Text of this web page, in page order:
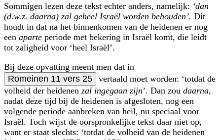
Sommigen lezen deze tekst echter anders, namelijk: ‘dan
(d.w.z. daarna) zal geheel Israël worden behouden’. Dit
houdt in dat na het binnenkomen van de heidenen er nog
een aparte periode met bekering in Israël komt, die leidt
tot zaligheid voor ‘heel Israël’.
Bij deze opvatting meent men dat in
Romeinen 11 vers 25
vertaald moet worden: ‘totdat de
volheid der heidenen zal ingegaan zijn’. Dan zou daarna,
nadat deze tijd bij de heidenen is afgesloten, nog een
volgende periode aanbreken van heil, nu speciaal voor
Israël. Toch wijst de oorspronkelijke tekst daar niet op,
want er staat slechts: ‘totdat de volheid van de heidenen